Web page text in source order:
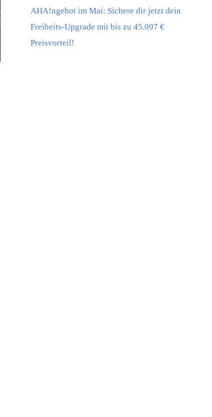
AHA!ngebot im Mai: Sichere dir jetzt dein
Freiheits-Upgrade mit bis zu 45.097 €
Preisvorteil!